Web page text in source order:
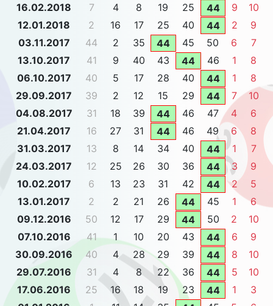
16.02.2018
7 4 8 19 25 44 9
10
12.01.2018
2 16 17 25 40 44 2
9
03.11.2017
44 2 35 44 45 50 6
7
13.10.2017
41 9 40 43 44 46 1
8
06.10.2017
40 5 17 28 40 44 1
8
29.09.2017
39 2 12 15 29 44 7
10
04.08.2017
31 18 39 44 46 47 4
6
21.04.2017
16 27 31 44 46 49 6
8
31.03.2017
13 8 14 34 40 44 1
7
24.03.2017
12 25 26 30 36 44 3
9
10.02.2017
6 13 23 31 42 44 2
5
13.01.2017
2 2 21 26 44 45 1
6
09.12.2016
50 12 17 29 44 50 2
10
07.10.2016
41 1 10 20 43 44 6
9
30.09.2016
40 4 28 29 39 44 8
10
29.07.2016
31 4 8 22 36 44 5
10
17.06.2016
25 16 18 19 23 44 1
3